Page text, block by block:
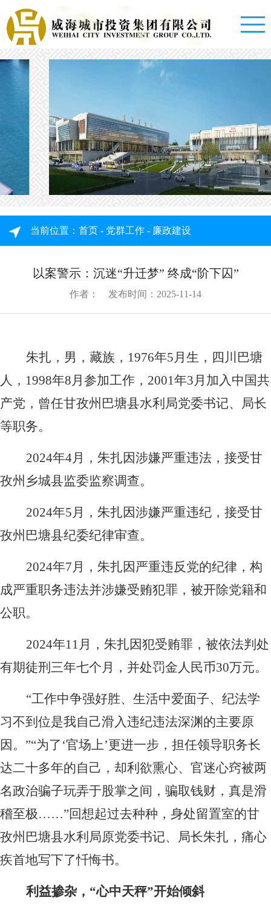
走
进
城
团
况
织
企
业
荣
资
中
信
息
通
告
体
聚
业
文
化
标
识
业
文
核
心
风
采
群
工
作
党
群
团
建
法
治
规
信
息
公
务
指
招
聘
信
息
联
系
我
们
当前位置： 首页- 党群工作- 廉政建设
以案警示：沉迷“升迁梦” 终成“阶下囚”
作者： 发布时间：2025-11-14
朱扎，男，藏族，1976年5月生，四川巴塘
人，1998年8月参加工作，2001年3月加入中国共
产党，曾任甘孜州巴塘县水利局党委书记、局长
等职务。
2024年4月，朱扎因涉嫌严重违法，接受甘
孜州乡城县监委监察调查。
2024年5月，朱扎因涉嫌严重违纪，接受甘
孜州巴塘县纪委纪律审查。
2024年7月，朱扎因严重违反党的纪律，构
成严重职务违法并涉嫌受贿犯罪，被开除党籍和
公职。
2024年11月，朱扎因犯受贿罪，被依法判处
有期徒刑三年七个月，并处罚金人民币30万元。
“工作中争强好胜、生活中爱面子、纪法学
习不到位是我自己滑入违纪违法深渊的主要原
因。”“为了‘官场上’更进一步，担任领导职务长
达二十多年的自己，却利欲熏心、官迷心窍被两
名政治骗子玩弄于股掌之间，骗取钱财，真是滑
稽至极……”回想起过去种种，身处留置室的甘
孜州巴塘县水利局原党委书记、局长朱扎，痛心
疾首地写下了忏悔书。
利益掺杂，“心中天秤”开始倾斜